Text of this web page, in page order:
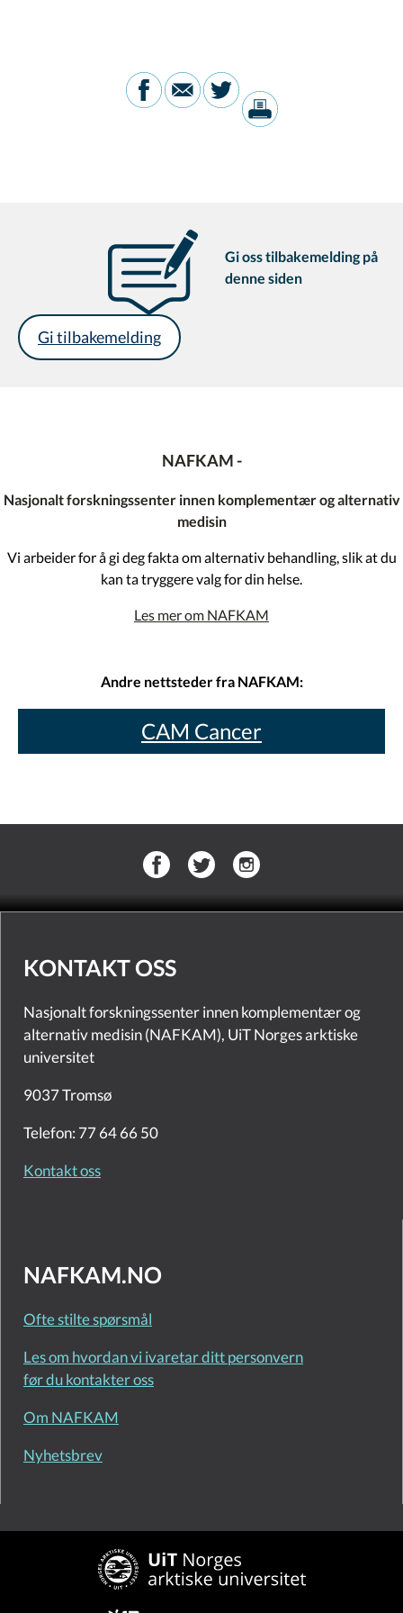
Gi oss tilbakemelding på
denne siden
Gi tilbakemelding
NAFKAM -
Nasjonalt forskningssenter innen komplementær og alternativ
medisin
Vi arbeider for å gi deg fakta om alternativ behandling, slik at du
kan ta tryggere valg for din helse.
Les mer om NAFKAM
Andre nettsteder fra NAFKAM:
CAM Cancer
KONTAKT OSS
Nasjonalt forskningssenter innen komplementær og
alternativ medisin (NAFKAM), UiT Norges arktiske
universitet
9037 Tromsø
Telefon: 77 64 66 50
Kontakt oss
NAFKAM.NO
Ofte stilte spørsmål
Les om hvordan vi ivaretar ditt personvern
før du kontakter oss
Om NAFKAM
Nyhetsbrev